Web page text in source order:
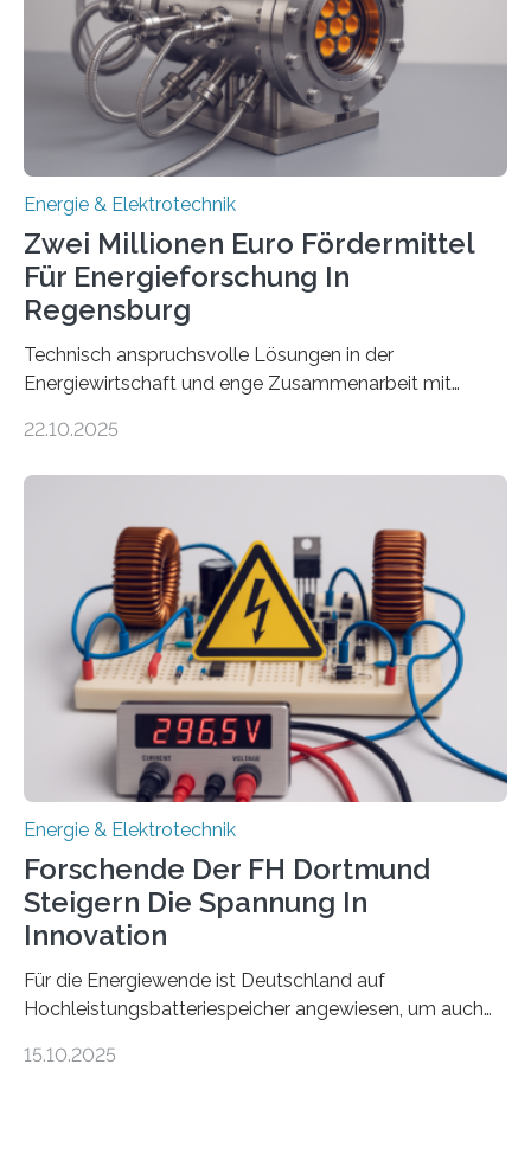
(EE-Anlagen) ist entscheidend für die Energiewende.
Denn ohne Anschluss an das Netz kann kein Strom
eingespeist werden. Nach dem Erneuerbare-Energien-
Gesetz (EEG) sind Netzbetreiber…
Energie & Elektrotechnik
Zwei Millionen Euro Fördermittel
Für Energieforschung In
Regensburg
Technisch anspruchsvolle Lösungen in der
Energiewirtschaft und enge Zusammenarbeit mit
neuen EU-geförderten Transfer-Projekte zu
Energietechnologien werden vom Europäischen
Sozialfonds Plus (ESF+) gefördert – mit einer
Gesamtsumme von mehr als zwei Millionen Euro.
Damit zählt die Hochschule zu den großen
Gewinnerinnen der aktuellen Förderrunde des
Bayerischen Wissenschaftsministeriums. Im
Mittelpunkt steht der direkte Wissenstransfer: Neue
wissenschaftliche Erkenntnisse sollen rasch in die
22.10.2025
Energie & Elektrotechnik
Forschende Der FH Dortmund
Steigern Die Spannung In
Innovation
Für die Energiewende ist Deutschland auf
Hochleistungsbatteriespeicher angewiesen, um auch
Doch mit der immensen Zahl einzelner Batteriezellen,
15.10.2025